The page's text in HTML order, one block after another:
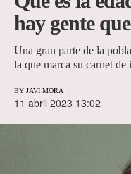
hay gente
Una gran parte de la
la que marca su carnet de
BY JAVI MORA
11 abril 2023 13:02